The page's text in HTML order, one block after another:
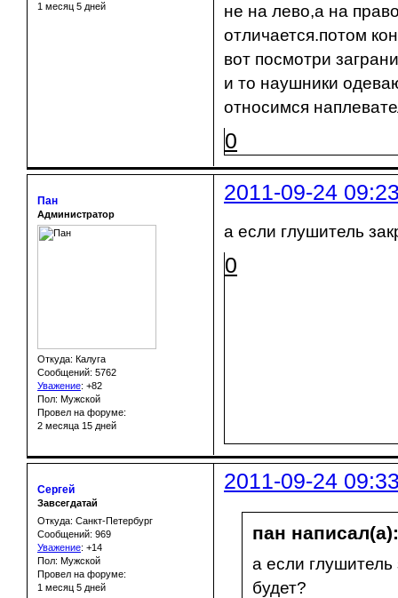
1 месяц 5 дней
не на лево,а на
отличается.потом
вот посмотри
и то наушники
относимся
0
2011-09-24
Пан
Администратор
Откуда: Калуга
Сообщений: 5762
Уважение: +82
Пол: Мужской
Провел на форуме:
2 месяца 15 дней
а если глушитель
0
2011-09-24
Сергей
Завсегдатай
Откуда: Санкт-Петербург
Сообщений: 969
Уважение: +14
Пол: Мужской
Провел на форуме:
1 месяц 5 дней
пан написал(а):
а если
будет?